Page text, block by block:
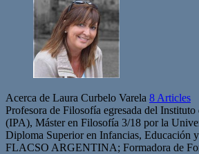
Acerca de Laura Curbelo Varela 8 Articles
Profesora de Filosofía egresada del
(IPA), Máster en Filosofía 3/18 por la
Diploma Superior en Infancias, Educación
FLACSO ARGENTINA; Formadora de